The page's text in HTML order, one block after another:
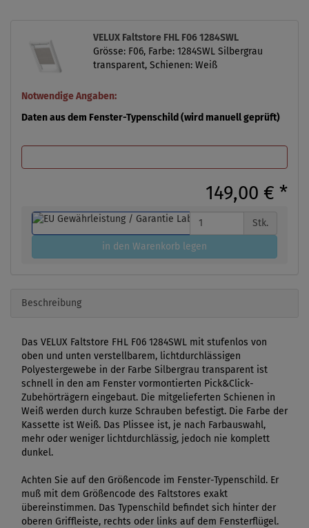
VELUX Faltstore FHL F06 1284SWL
Grösse: F06, Farbe: 1284SWL Silbergrau
transparent, Schienen: Weiß
Notwendige Angaben:
Daten aus dem Fenster-Typenschild (wird manuell geprüft)
149,00 € *
Stk.
in den Warenkorb legen
Beschreibung
Das VELUX Faltstore FHL F06 1284SWL mit stufenlos von
oben und unten verstellbarem, lichtdurchlässigen
Polyestergewebe in der Farbe Silbergrau transparent ist
schnell in den am Fenster vormontierten Pick&Click-
Zubehörträgern eingebaut. Die mitgelieferten Schienen in
Weiß werden durch kurze Schrauben befestigt. Die Farbe der
Kassette ist Weiß. Das Plissee ist, je nach Farbauswahl,
mehr oder weniger lichtdurchlässig, jedoch nie komplett
dunkel.
Achten Sie auf den Größencode im Fenster-Typenschild. Er
muß mit dem Größencode des Faltstores exakt
übereinstimmen. Das Typenschild befindet sich hinter der
oberen Griffleiste, rechts oder links auf dem Fensterflügel.